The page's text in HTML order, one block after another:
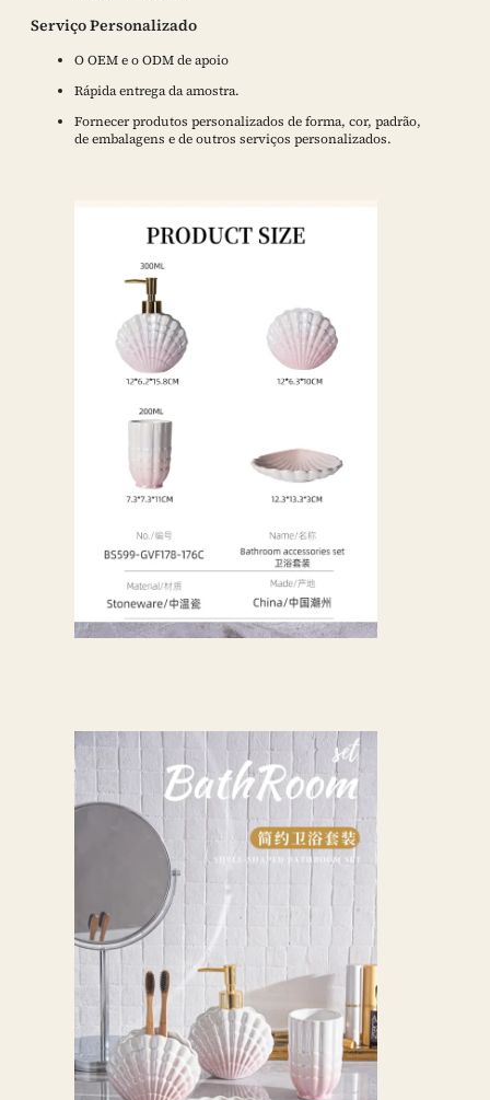
Serviço Personalizado
O OEM e o ODM de apoio
Rápida entrega da amostra.
Fornecer produtos personalizados de forma, cor, padrão,
de embalagens e de outros serviços personalizados.